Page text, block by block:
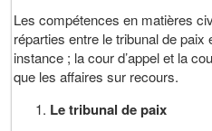
Les compétences en matières
réparties entre le tribunal de paix
instance ; la cour d’appel et la
que les affaires sur recours.
Le tribunal de paix